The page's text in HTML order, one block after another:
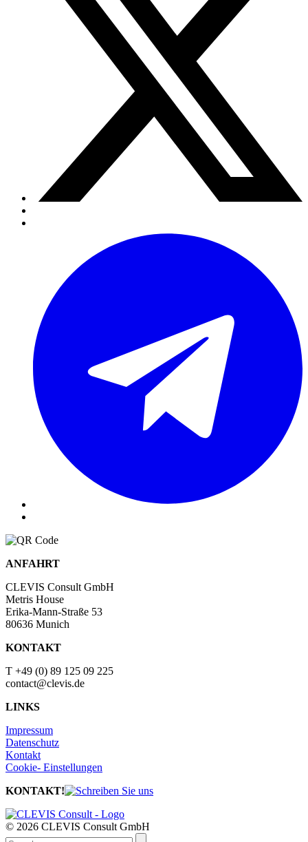
ANFAHRT
CLEVIS Consult GmbH
Metris House
Erika-Mann-Straße 53
80636 Munich
KONTAKT
T +49 (0) 89 125 09 225
contact@clevis.de
LINKS
Impressum
Datenschutz
Kontakt
Cookie- Einstellungen
KONTAKT!
© 2026 CLEVIS Consult GmbH